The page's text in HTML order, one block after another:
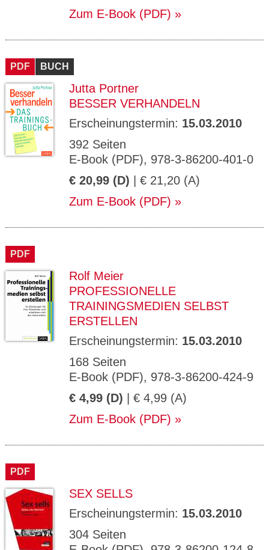
Zum E-Book (PDF)
PDF BUCH
Jutta Portner
BESSER VERHANDELN
Erscheinungstermin: 15.03.2010
392 Seiten
E-Book (PDF), 978-3-86200-401-0
€ 20,99 (D) | € 21,20 (A)
Zum E-Book (PDF)
PDF
Rolf Meier
PROFESSIONELLE
TRAININGSMEDIEN SELBST
ERSTELLEN
Erscheinungstermin: 15.03.2010
168 Seiten
E-Book (PDF), 978-3-86200-424-9
€ 4,99 (D) | € 4,99 (A)
Zum E-Book (PDF)
PDF
SEX SELLS
Erscheinungstermin: 15.03.2010
304 Seiten